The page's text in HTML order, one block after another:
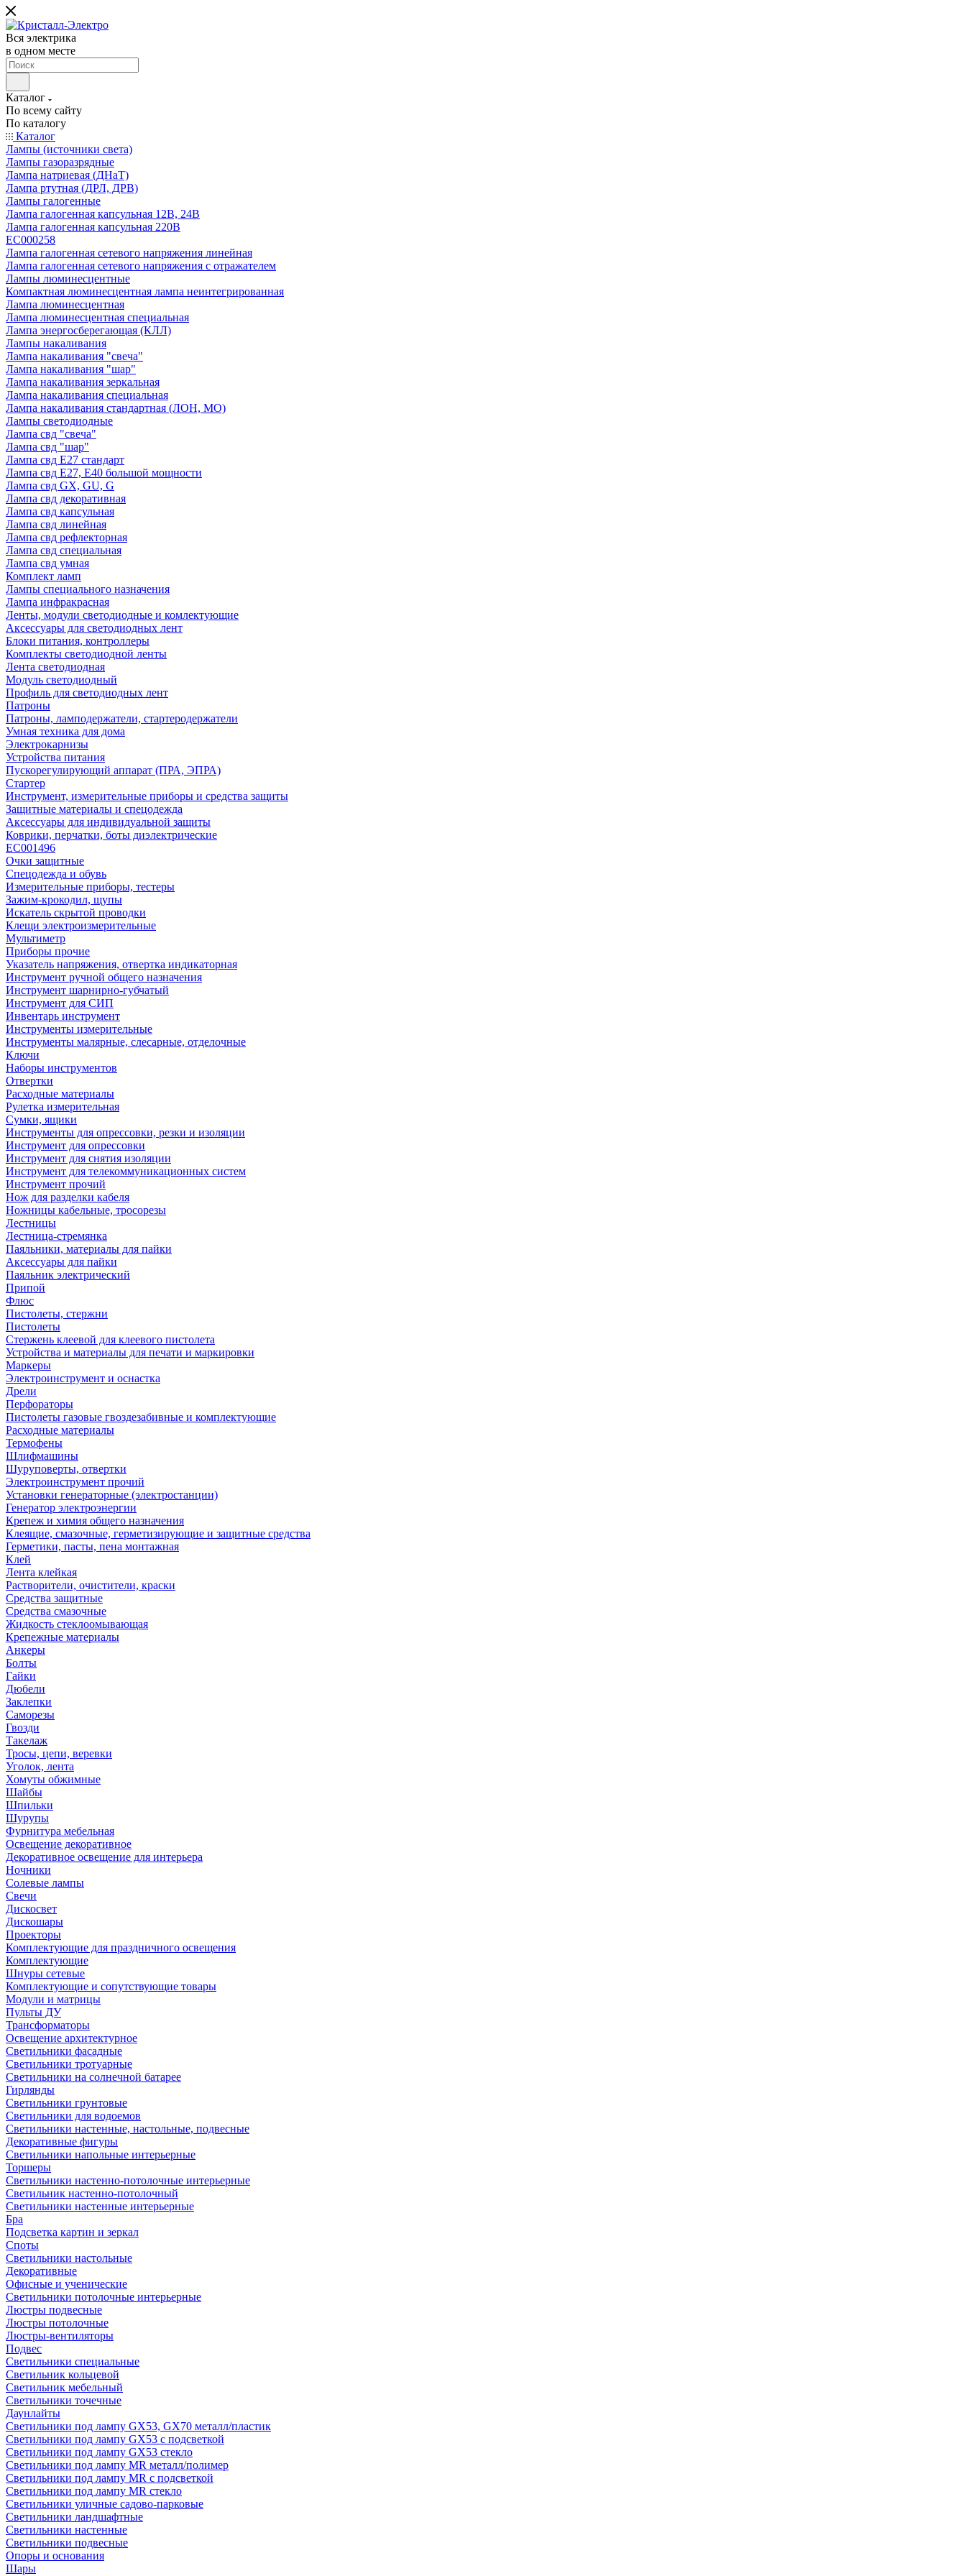
Вся электрика
в одном месте
Каталог
По всему сайту
По каталогу
Каталог
Лампы (источники света)
Лампы газоразрядные
Лампа натриевая (ДНаТ)
Лампа ртутная (ДРЛ, ДРВ)
Лампы галогенные
Лампа галогенная капсульная 12В, 24В
Лампа галогенная капсульная 220В
EC000258
Лампа галогенная сетевого напряжения линейная
Лампа галогенная сетевого напряжения с отражателем
Лампы люминесцентные
Компактная люминесцентная лампа неинтегрированная
Лампа люминесцентная
Лампа люминесцентная специальная
Лампа энергосберегающая (КЛЛ)
Лампы накаливания
Лампа накаливания "свеча"
Лампа накаливания "шар"
Лампа накаливания зеркальная
Лампа накаливания специальная
Лампа накаливания стандартная (ЛОН, МО)
Лампы светодиодные
Лампа свд "свеча"
Лампа свд "шар"
Лампа свд E27 стандарт
Лампа свд E27, Е40 большой мощности
Лампа свд GX, GU, G
Лампа свд декоративная
Лампа свд капсульная
Лампа свд линейная
Лампа свд рефлекторная
Лампа свд специальная
Лампа свд умная
Комплект ламп
Лампы специального назначения
Лампа инфракрасная
Ленты, модули светодиодные и комлектующие
Аксессуары для светодиодных лент
Блоки питания, контроллеры
Комплекты светодиодной ленты
Лента светодиодная
Модуль светодиодный
Профиль для светодиодных лент
Патроны
Патроны, ламподержатели, стартеродержатели
Умная техника для дома
Электрокарнизы
Устройства питания
Пускорегулирующий аппарат (ПРА, ЭПРА)
Стартер
Инструмент, измерительные приборы и средства защиты
Защитные материалы и спецодежда
Аксессуары для индивидуальной защиты
Коврики, перчатки, боты диэлектрические
EC001496
Очки защитные
Спецодежда и обувь
Измерительные приборы, тестеры
Зажим-крокодил, щупы
Искатель скрытой проводки
Клещи электроизмерительные
Мультиметр
Приборы прочие
Указатель напряжения, отвертка индикаторная
Инструмент ручной общего назначения
Инструмент шарнирно-губчатый
Инструмент для СИП
Инвентарь инструмент
Инструменты измерительные
Инструменты малярные, слесарные, отделочные
Ключи
Наборы инструментов
Отвертки
Расходные материалы
Рулетка измерительная
Сумки, ящики
Инструменты для опрессовки, резки и изоляции
Инструмент для опрессовки
Инструмент для снятия изоляции
Инструмент для телекоммуникационных систем
Инструмент прочий
Нож для разделки кабеля
Ножницы кабельные, тросорезы
Лестницы
Лестница-стремянка
Паяльники, материалы для пайки
Аксессуары для пайки
Паяльник электрический
Припой
Флюс
Пистолеты, стержни
Пистолеты
Стержень клеевой для клеевого пистолета
Устройства и материалы для печати и маркировки
Маркеры
Электроинструмент и оснастка
Дрели
Перфораторы
Пистолеты газовые гвоздезабивные и комплектующие
Расходные материалы
Термофены
Шлифмашины
Шуруповерты, отвертки
Электроинструмент прочий
Установки генераторные (электростанции)
Генератор электроэнергии
Крепеж и химия общего назначения
Клеящие, смазочные, герметизирующие и защитные средства
Герметики, пасты, пена монтажная
Клей
Лента клейкая
Растворители, очистители, краски
Средства защитные
Средства смазочные
Жидкость стеклоомывающая
Крепежные материалы
Анкеры
Болты
Гайки
Дюбели
Заклепки
Саморезы
Гвозди
Такелаж
Тросы, цепи, веревки
Уголок, лента
Хомуты обжимные
Шайбы
Шпильки
Шурупы
Фурнитура мебельная
Освещение декоративное
Декоративное освещение для интерьера
Ночники
Солевые лампы
Свечи
Дискосвет
Дискошары
Проекторы
Комплектующие для праздничного освещения
Комплектующие
Шнуры сетевые
Комплектующие и сопутствующие товары
Модули и матрицы
Пульты ДУ
Трансформаторы
Освещение архитектурное
Светильники фасадные
Светильники тротуарные
Светильники на солнечной батарее
Гирлянды
Светильники грунтовые
Светильники для водоемов
Светильники настенные, настольные, подвесные
Декоративные фигуры
Светильники напольные интерьерные
Торшеры
Светильники настенно-потолочные интерьерные
Светильник настенно-потолочный
Светильники настенные интерьерные
Бра
Подсветка картин и зеркал
Споты
Светильники настольные
Декоративные
Офисные и ученические
Светильники потолочные интерьерные
Люстры подвесные
Люстры потолочные
Люстры-вентиляторы
Подвес
Светильники специальные
Светильник кольцевой
Светильник мебельный
Светильники точечные
Даунлайты
Светильники под лампу GX53, GX70 металл/пластик
Светильники под лампу GX53 с подсветкой
Светильники под лампу GX53 стекло
Светильники под лампу MR металл/полимер
Светильники под лампу MR с подсветкой
Светильники под лампу MR стекло
Светильники уличные садово-парковые
Светильники ландшафтные
Светильники настенные
Светильники подвесные
Опоры и основания
Шары